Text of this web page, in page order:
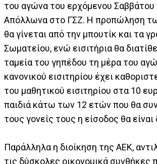
του αγώνα του ερχόμενου Σαββάτου
Απόλλωνα στο ΓΣΖ. Η προπώληση
θα γίνεται από την μπουτίκ και τα
Σωματείου, ενώ εισιτήρια θα
ταμεία του γηπέδου τη μέρα του
κανονικού εισιτηρίου έχει
του μαθητικού εισιτηρίου στα 10
παιδιά κάτω των 12 ετών που θα
τους γονείς τους η είσοδος θα
Παράλληλα η διοίκηση της ΑΕΚ,
τις δύσκολες οικονομικά συνθήκες